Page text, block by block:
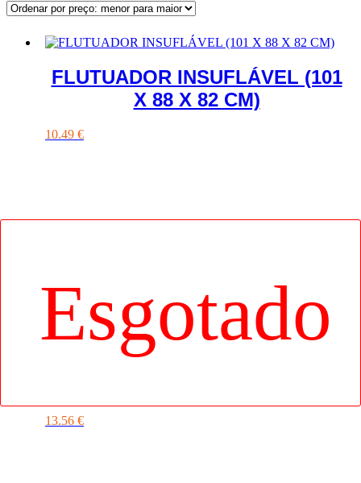
FLUTUADOR INSUFLÁVEL (101
X 88 X 82 CM)
10.49 €
PISTOLA DE BOMBAS DE
13.56 €